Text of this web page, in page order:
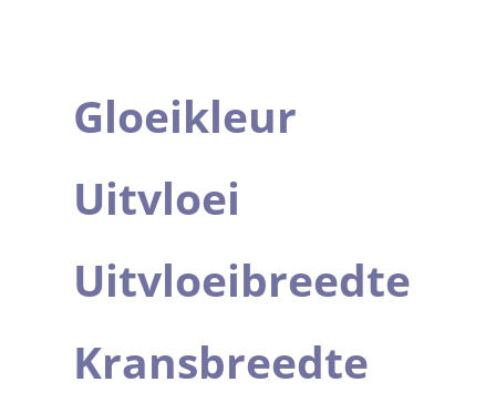
Gloeikleur
Uitvloei
Uitvloeibreedte
Kransbreedte